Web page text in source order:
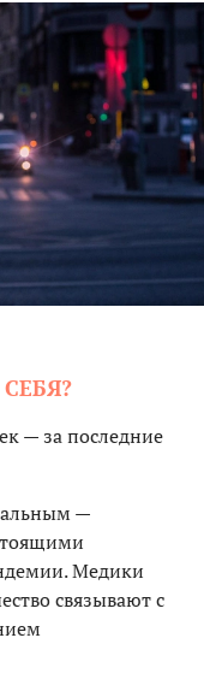
— за последние
—
Медики
связывают с